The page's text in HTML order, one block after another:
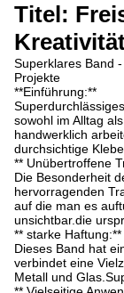
Titel:
Superklares Band
Projekte
**Einführung:**
sowohl im Alltag
handwerklich
durchsichtige
** Unübertroffene
Die Besonderheit
hervorragenden
auf die man es
unsichtbar.die
** starke Haftung:**
Dieses Band hat
verbindet eine
Metall und